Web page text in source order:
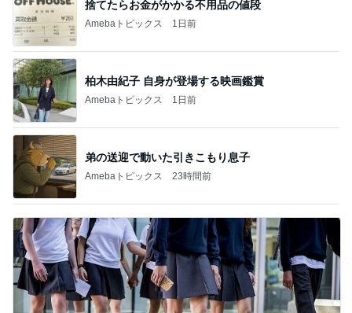
捨てたらお金がかかる不用品の値段
Amebaトピックス 1日前
柏木由紀子 自身が登場する映画鑑賞
Amebaトピックス 1日前
弟の送迎で動いた引きこもり息子
Amebaトピックス 23時間前